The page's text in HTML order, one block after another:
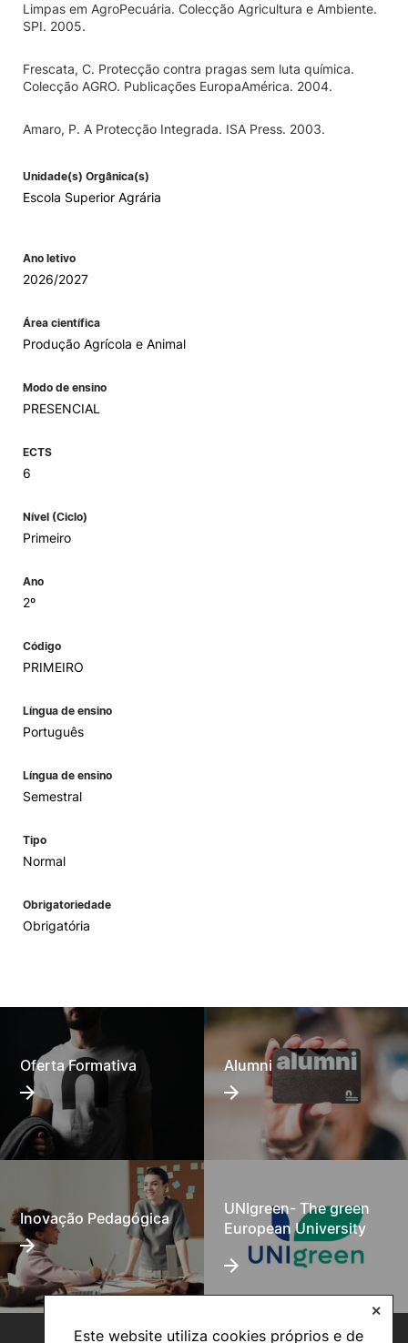
Este website utiliza cookies próprios e de
✕
Limpas em Agro­Pecuária. Colecção Agricultura e Ambiente.
SPI. 2005.
Frescata, C. Protecção contra pragas sem luta química.
Colecção AGRO. Publicações Europa­América. 2004.
Amaro, P. A Protecção Integrada. ISA Press. 2003.
Unidade(s) Orgânica(s)
Escola Superior Agrária
Ano letivo
2026/2027
Área científica
Produção Agrícola e Animal
Modo de ensino
PRESENCIAL
ECTS
6
Nível (Ciclo)
Primeiro
Ano
2º
Código
PRIMEIRO
Língua de ensino
Português
Língua de ensino
Semestral
Tipo
Normal
Obrigatoriedade
Obrigatória
Oferta Formativa Alumni
Inovação Pedagógica
UNIgreen- The green
European University